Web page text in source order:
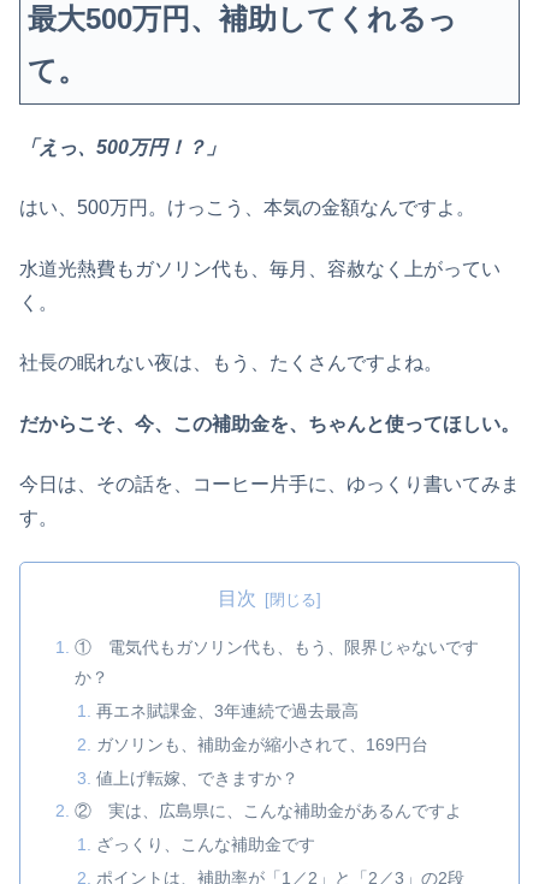
最大500万円、補助してくれるっ
て。
「えっ、500万円！？」
はい、500万円。けっこう、本気の金額なんですよ。
水道光熱費もガソリン代も、毎月、容赦なく上がってい
く。
社長の眠れない夜は、もう、たくさんですよね。
だからこそ、今、この補助金を、ちゃんと使ってほしい。
今日は、その話を、コーヒー片手に、ゆっくり書いてみま
す。
目次
① 電気代もガソリン代も、もう、限界じゃないです
か？
再エネ賦課金、3年連続で過去最高
ガソリンも、補助金が縮小されて、169円台
値上げ転嫁、できますか？
② 実は、広島県に、こんな補助金があるんですよ
ざっくり、こんな補助金です
ポイントは、補助率が「1／2」と「2／3」の2段